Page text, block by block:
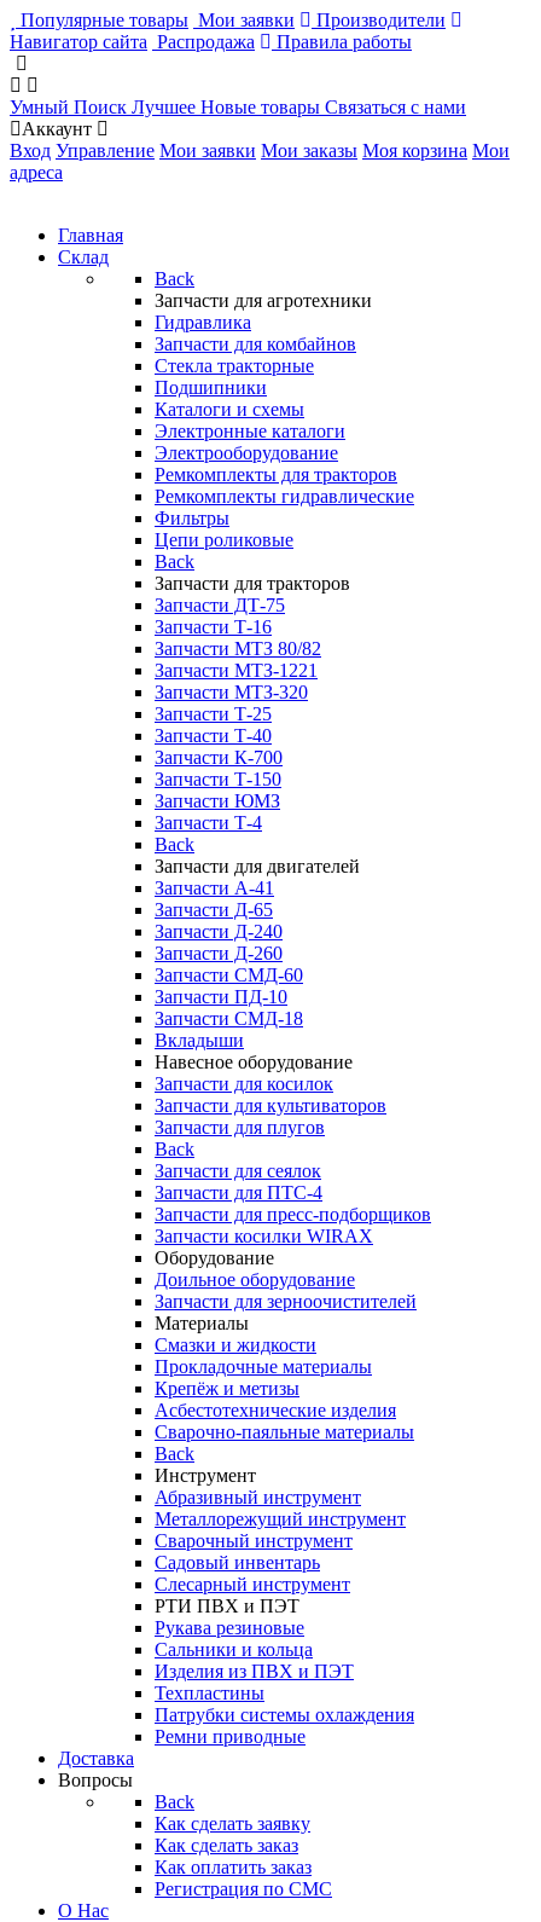
Популярные товары Мои заявки
Производители
Навигатор сайта Распродажа Правила работы
Умный Поиск Лучшее Новые товары Связаться с нами
Аккаунт
Вход Управление Мои заявки Мои заказы Моя корзина Мои
адреса
Главная
Склад
Back
Запчасти для агротехники
Гидравлика
Запчасти для комбайнов
Стекла тракторные
Подшипники
Каталоги и схемы
Электронные каталоги
Электрооборудование
Ремкомплекты для тракторов
Ремкомплекты гидравлические
Фильтры
Цепи роликовые
Back
Запчасти для тракторов
Запчасти ДТ-75
Запчасти Т-16
Запчасти МТЗ 80/82
Запчасти МТЗ-1221
Запчасти МТЗ-320
Запчасти Т-25
Запчасти Т-40
Запчасти К-700
Запчасти Т-150
Запчасти ЮМЗ
Запчасти Т-4
Back
Запчасти для двигателей
Запчасти А-41
Запчасти Д-65
Запчасти Д-240
Запчасти Д-260
Запчасти СМД-60
Запчасти ПД-10
Запчасти СМД-18
Вкладыши
Навесное оборудование
Запчасти для косилок
Запчасти для культиваторов
Запчасти для плугов
Back
Запчасти для сеялок
Запчасти для ПТС-4
Запчасти для пресс-подборщиков
Запчасти косилки WIRAX
Оборудование
Доильное оборудование
Запчасти для зерноочистителей
Материалы
Смазки и жидкости
Прокладочные материалы
Крепёж и метизы
Асбестотехнические изделия
Сварочно-паяльные материалы
Back
Инструмент
Абразивный инструмент
Металлорежущий инструмент
Сварочный инструмент
Садовый инвентарь
Слесарный инструмент
РТИ ПВХ и ПЭТ
Рукава резиновые
Сальники и кольца
Изделия из ПВХ и ПЭТ
Техпластины
Патрубки системы охлаждения
Ремни приводные
Доставка
Вопросы
Back
Как сделать заявку
Как сделать заказ
Как оплатить заказ
Регистрация по СМС
О Нас